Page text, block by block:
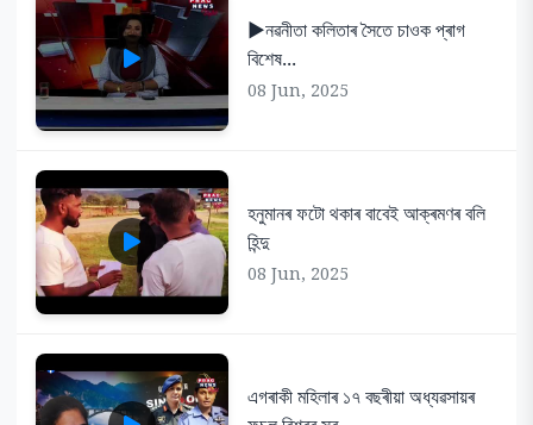
▶️নৱনীতা কলিতাৰ সৈতে চাওক প্ৰাগ
বিশেষ...
08 Jun, 2025
হনুমানৰ ফটো থকাৰ বাবেই আক্ৰমণৰ বলি
হিন্দু
08 Jun, 2025
এগৰাকী মহিলাৰ ১৭ বছৰীয়া অধ্যৱসায়ৰ